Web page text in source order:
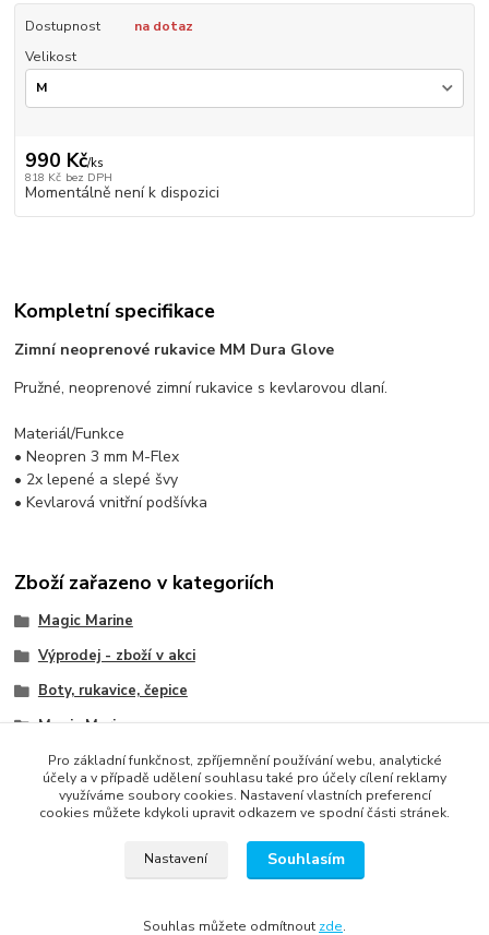
Dostupnost
na dotaz
Velikost
990 Kč/ks
818 Kč bez DPH
Momentálně není k dispozici
Kompletní specifikace
Zimní neoprenové rukavice MM Dura Glove
Pružné, neoprenové zimní rukavice s kevlarovou dlaní.
Materiál/Funkce
• Neopren 3 mm M-Flex
• 2x lepené a slepé švy
• Kevlarová vnitřní podšívka
Zboží zařazeno v kategoriích
Magic Marine
Výprodej - zboží v akci
Boty, rukavice, čepice
Magic Marine
Boty, rukavice, čepice
Pro základní funkčnost, zpříjemnění používání webu, analytické
účely a v případě udělení souhlasu také pro účely cílení reklamy
využíváme soubory cookies. Nastavení vlastních preferencí
cookies můžete kdykoli upravit odkazem ve spodní části stránek.
Nastavení Souhlasím
Souhlas můžete odmítnout zde.